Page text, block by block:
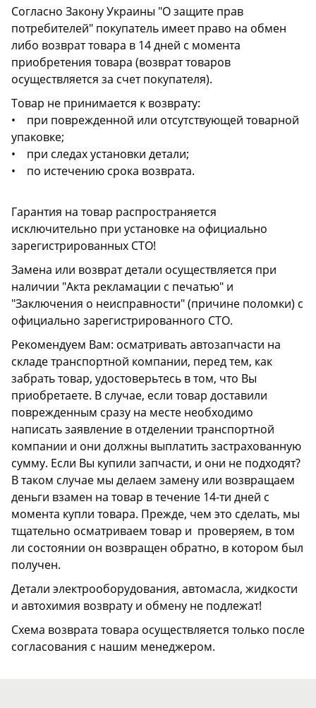
Согласно Закону Украины "О защите прав
потребителей" покупатель имеет право на обмен
либо возврат товара в 14 дней с момента
приобретения товара (возврат товаров
осуществляется за счет покупателя).
Товар не принимается к возврату:
• при поврежденной или отсутствующей товарной
упаковке;
• при следах установки детали;
• по истечению срока возврата.
Гарантия на товар распространяется
исключительно при установке на официально
зарегистрированных СТО!
Замена или возврат детали осуществляется при
наличии "Акта рекламации с печатью" и
"Заключения о неисправности" (причине поломки) с
официально зарегистрированного СТО.
Рекомендуем Вам: осматривать автозапчасти на
складе транспортной компании, перед тем, как
забрать товар, удостоверьтесь в том, что Вы
приобретаете. В случае, если товар доставили
поврежденным сразу на месте необходимо
написать заявление в отделении транспортной
компании и они должны выплатить застрахованную
сумму. Если Вы купили запчасти, и они не подходят?
В таком случае мы делаем замену или возвращаем
деньги взамен на товар в течение 14-ти дней с
момента купли товара. Прежде, чем это сделать, мы
тщательно осматриваем товар и проверяем, в том
ли состоянии он возвращен обратно, в котором был
получен.
Детали электрооборудования, автомасла, жидкости
и автохимия возврату и обмену не подлежат!
Схема возврата товара осуществляется только после
согласования с нашим менеджером.